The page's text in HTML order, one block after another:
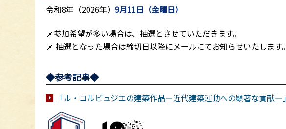
令和8年（2026年）9月11日（金曜日）
📌参加希望が多い場合は、抽選とさせていただきます。
📌 抽選となった場合は締切日以降にメールにてお知らせいたします。
◆参考記事◆
「ル・コルビュジエの建築作品ー近代建築運動への顕著な貢献ー」